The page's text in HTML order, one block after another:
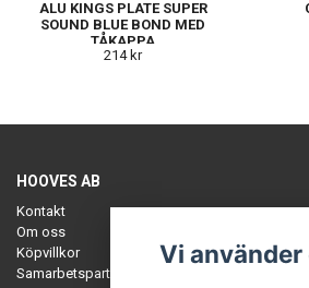
ALU KINGS PLATE SUPER
SOUND BLUE BOND MED
TÅKAPPA
214 kr
HOOVES AB
Kontakt
Om oss
Köpvillkor
Samarbetspartners
Vi